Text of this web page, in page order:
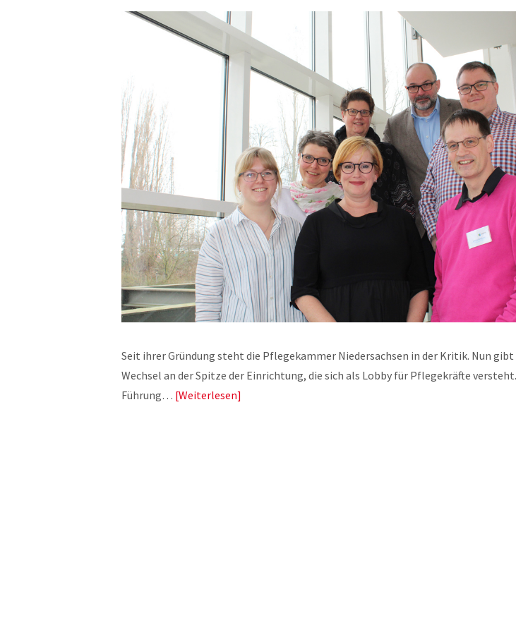
Seit ihrer Gründung steht die Pflegekammer Niedersachsen in der Kritik. Nun gibt
Wechsel an der Spitze der Einrichtung, die sich als Lobby für Pflegekräfte
Führung… Weiterlesen